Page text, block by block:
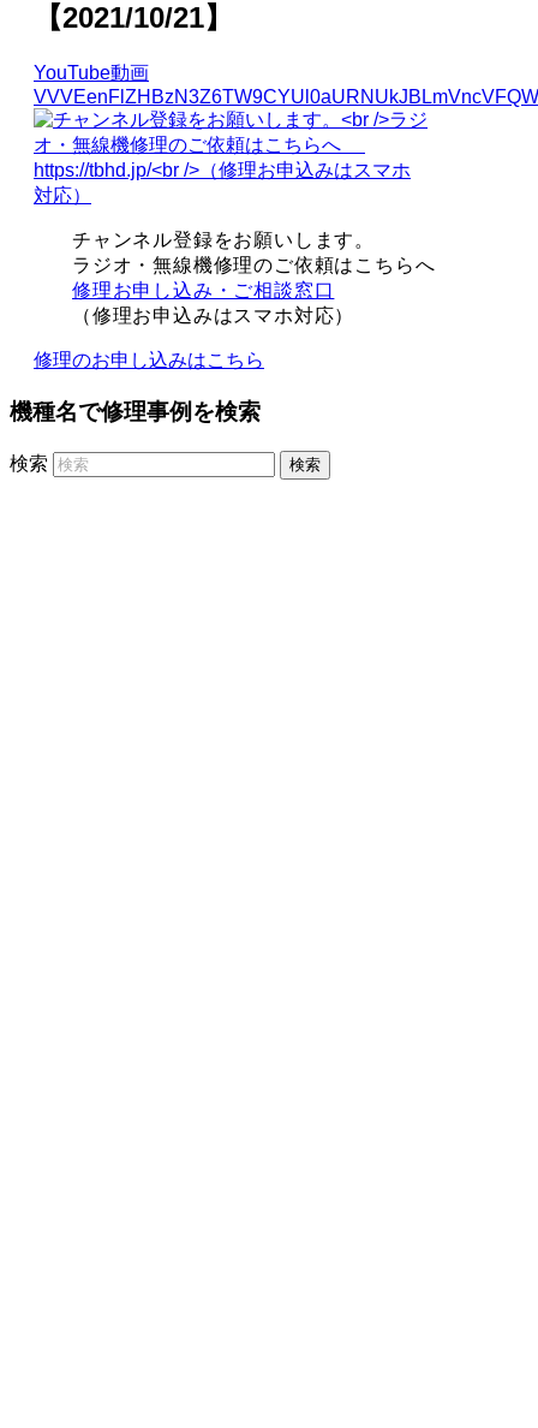
【2021/10/21】
YouTube動画
チャンネル登録をお願いします。
ラジオ・無線機修理のご依頼はこちらへ
修理お申し込み・ご相談窓口
（修理お申込みはスマホ対応）
修理のお申し込みはこちら
機種名で修理事例を検索
検索